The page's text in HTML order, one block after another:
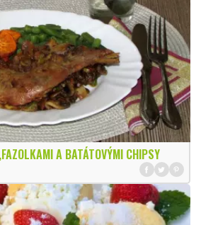
A BATÁTOVÝMI CHIPSY